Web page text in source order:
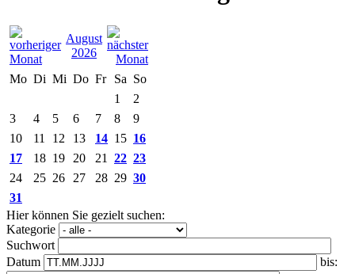
August
2026
Mo Di Mi Do Fr Sa So
1
2
3
4 5 6 7 8
9
10
11 12 13 14 15 16
17
18 19 20 21 22 23
24
25 26 27 28 29 30
31
Hier können Sie gezielt suchen:
Kategorie
Suchwort
Datum
bis: